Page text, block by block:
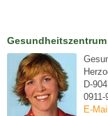
D-
0911-
E-